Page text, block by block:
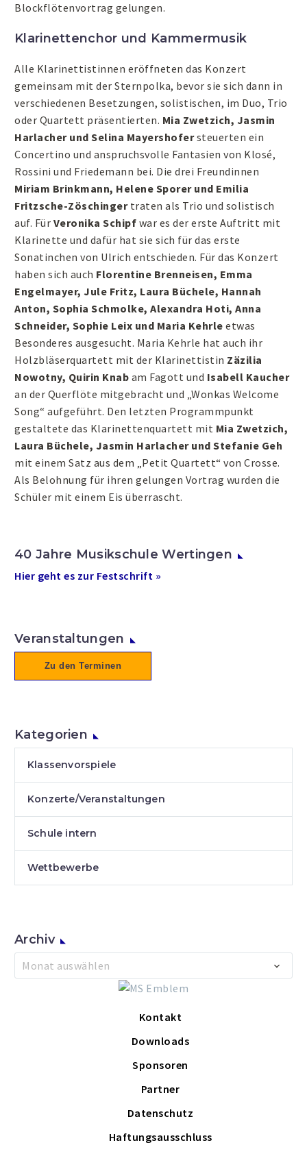
Blockflötenvortrag gelungen.
Klarinettenchor und Kammermusik
Alle Klarinettistinnen eröffneten das Konzert
gemeinsam mit der Sternpolka, bevor sie sich dann in
verschiedenen Besetzungen, solistischen, im Duo, Trio
oder Quartett präsentierten. Mia Zwetzich, Jasmin
Harlacher und Selina Mayershofersteuerten ein
Concertino und anspruchsvolle Fantasien von Klosé,
Rossini und Friedemann bei. Die drei Freundinnen
Miriam Brinkmann, Helene Sporer und Emilia
Fritzsche-Zöschingertraten als Trio und solistisch
auf. Für Veronika Schipf war es der erste Auftritt mit
Klarinette und dafür hat sie sich für das erste
Sonatinchen von Ulrich entschieden. Für das Konzert
haben sich auch Florentine Brenneisen, Emma
Engelmayer, Jule Fritz, Laura Büchele, Hannah
Anton, Sophia Schmolke, Alexandra Hoti, Anna
Schneider, Sophie Leix und Maria Kehrle etwas
Besonderes ausgesucht. Maria Kehrle hat auch ihr
Holzbläserquartett mit der Klarinettistin Zäzilia
Nowotny, Quirin Knab am Fagott und Isabell Kaucher
an der Querflöte mitgebracht und „Wonkas Welcome
Song“ aufgeführt. Den letzten Programmpunkt
gestaltete das Klarinettenquartett mit Mia Zwetzich,
Laura Büchele, Jasmin Harlacher und Stefanie Geh
mit einem Satz aus dem „Petit Quartett“ von Crosse.
Als Belohnung für ihren gelungen Vortrag wurden die
Schüler mit einem Eis überrascht.
40 Jahre Musikschule Wertingen
Hier geht es zur Festschrift »
Veranstaltungen
Zu den Terminen
Kategorien
Klassenvorspiele
Konzerte/Veranstaltungen
Schule intern
Wettbewerbe
Archiv
Archiv
Monat auswählen
Kontakt
Downloads
Sponsoren
Partner
Datenschutz
Haftungsausschluss